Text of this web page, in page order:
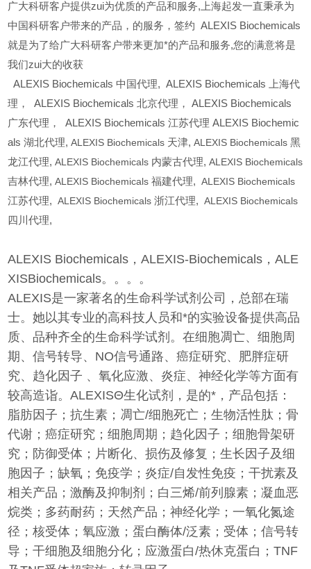
广大科研客户提供zui为优质的产品和服务,上海起发一直秉承为
中国科研客户带来的产品，的服务，签约 ALEXIS Biochemicals
就是为了给广大科研客户带来更加*的产品和服务,您的满意将是
我们zui大的收获
ALEXIS Biochemicals中国代理, ALEXIS Biochemicals 上海代
理， ALEXIS Biochemicals 北京代理， ALEXIS Biochemicals
广东代理， ALEXIS Biochemicals 江苏代理 ALEXIS Biochemic
als 湖北代理, ALEXIS Biochemicals 天津, ALEXIS Biochemicals黑
龙江代理, ALEXIS Biochemicals 内蒙古代理, ALEXIS Biochemicals
吉林代理, ALEXIS Biochemicals福建代理, ALEXIS Biochemicals
江苏代理, ALEXIS Biochemicals浙江代理, ALEXIS Biochemicals
四川代理,
ALEXIS Biochemicals，ALEXIS-Biochemicals，ALE
XISBiochemicals。。。。
ALEXIS是一家著名的生命科学试剂公司，总部在瑞
士。她以其专业的高科技人员和*的实验设备提供高品
质、品种齐全的生命科学试剂。在细胞凋亡、细胞周
期、信号转导、NO信号通路、癌症研究、肥胖症研
究、趋化因子 、氧化应激、炎症、神经化学等方面有
较高造诣。ALEXISΘ生化试剂，是的*，产品包括：
脂肪因子；抗生素；凋亡/细胞死亡；生物活性肽；骨
代谢；癌症研究；细胞周期；趋化因子；细胞骨架研
究；防御受体；片断化、损伤及修复；生长因子及细
胞因子；缺氧；免疫学；炎症/自发性免疫；干扰素及
相关产品；激酶及抑制剂；白三烯/前列腺素；凝血恶
烷类；多药耐药；天然产品；神经化学；一氧化氮途
径；核受体；氧应激；蛋白酶体/泛素；受体；信号转
导；干细胞及细胞分化；应激蛋白/热休克蛋白；TNF